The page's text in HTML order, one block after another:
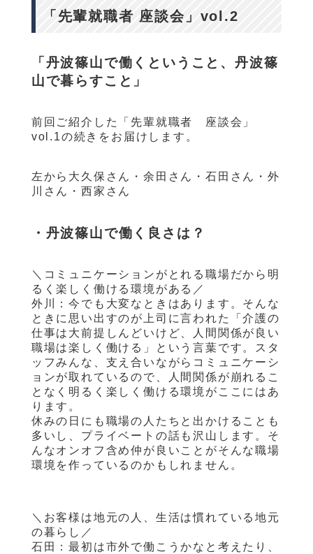
「先輩就職者 座談会」vol.2
「丹波篠山で働くということ、丹波篠
山で暮らすこと」
前回ご紹介した「先輩就職者 座談会」
vol.1の続きをお届けします。
左から大久保さん・余田さん・石田さん・外
川さん・西家さん
・丹波篠山で働く良さは？
＼コミュニケーションがとれる職場だから明
るく楽しく働ける環境がある／
外川：今でも大変なときはあります。そんな
ときに思い出すのが上司に言われた「介護の
仕事は大前提しんどいけど、人間関係が良い
職場は楽しく働ける」という言葉です。スタ
ッフみんな、支え合いながらコミュニケーシ
ョンが取れているので、人間関係が崩れるこ
となく明るく楽しく働ける環境がここにはあ
ります。
休みの日にも職場の人たちと出かけることも
多いし、プライベートの話も沢山します。そ
んなオンオフ含め仲が良いことがそんな職場
環境を作っているのかもしれません。
＼お客様は地元の人、生活は慣れている地元
の暮らし／
石田：最初は市外で働こうかなと考えたり、